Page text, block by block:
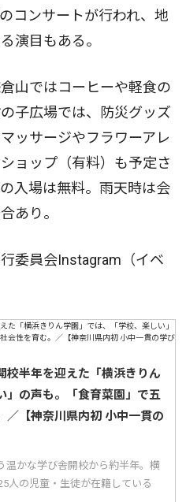
コンサートが行われ、地
演目もある。
山ではコーヒーや軽食の
子広場では、防災グッズ
ッサージやフラワーアレ
ョップ（有料）も予定さ
入場は無料。雨天時は会
あり。
委員会Instagram（イベ
校半年を迎えた「横浜きりん
」の声も。「食育菜園」で五
／【神奈川県内初 小中一貫の
温かな学び舎開校から約半年。横
人の児童・生徒が在籍している